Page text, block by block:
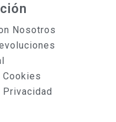
Nosotros